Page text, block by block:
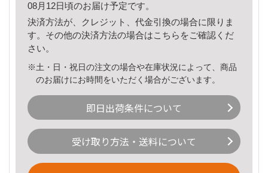
08月12日頃のお届け予定です。
決済方法が、クレジット、代金引換の場合に限りま
す。その他の決済方法の場合はこちら をご確認くだ
さい。
※土・日・祝日の注文の場合や在庫状況によって、商品
のお届けにお時間をいただく場合がございます。
即日出荷条件について
受け取り方法・送料について